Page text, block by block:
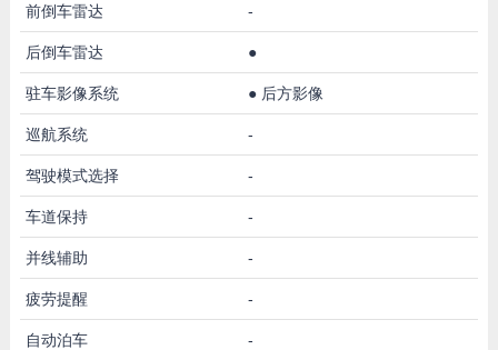
前倒车雷达 -
后倒车雷达 ●
驻车影像系统 ● 后方影像
巡航系统 -
驾驶模式选择 -
车道保持 -
并线辅助 -
疲劳提醒 -
自动泊车 -